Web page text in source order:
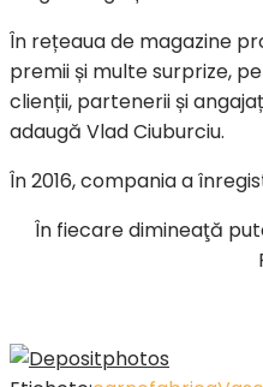
În rețeaua de magazine
premii și multe surprize,
clienții, partenerii și
adaugă Vlad Ciuburciu.
În 2016, compania a
În fiecare dimineaţă